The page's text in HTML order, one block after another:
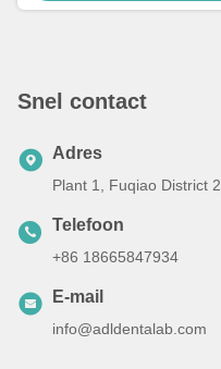
Snel contact
Adres
Plant 1, Fuqiao District
Telefoon
+86 18665847934
E-mail
info@adldentalab.com